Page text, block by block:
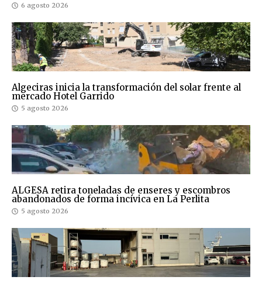
6 agosto 2026
Algeciras inicia la transformación del solar frente al
mercado Hotel Garrido
5 agosto 2026
ALGESA retira toneladas de enseres y escombros
abandonados de forma incívica en La Perlita
5 agosto 2026